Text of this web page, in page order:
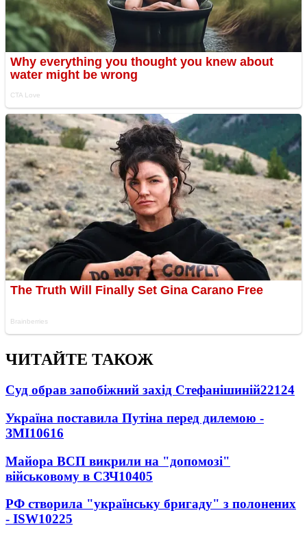
ЧИТАЙТЕ ТАКОЖ
Суд обрав запобіжний захід Стефанішиній22124
Україна поставила Путіна перед дилемою -
ЗМІ10616
Майора ВСП викрили на "допомозі"
військовому в СЗЧ10405
РФ створила "українську бригаду" з полонених
- ISW10225